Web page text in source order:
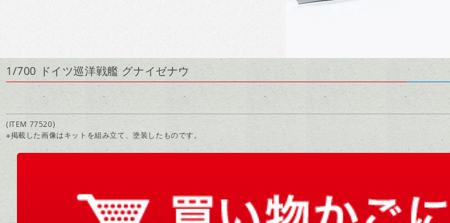
1/700 ドイツ巡洋戦艦 グナイゼナウ
(ITEM 77520)
※掲載した画像はキットを組み立て、塗装したものです。